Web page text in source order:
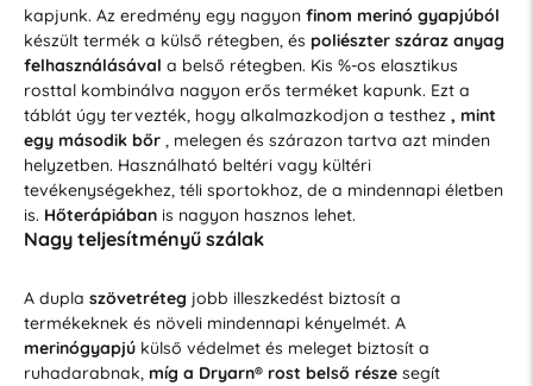
kapjunk. Az eredmény egy nagyon finom merinó gyapjúból
készült termék a külső rétegben, és poliészter száraz anyag
felhasználásával a belső rétegben. Kis %-os elasztikus
rosttal kombinálva nagyon erős terméket kapunk. Ezt a
táblát úgy tervezték, hogy alkalmazkodjon a testhez , mint
egy második bőr, melegen és szárazon tartva azt minden
helyzetben. Használható beltéri vagy kültéri
tevékenységekhez, téli sportokhoz, de a mindennapi életben
is. Hőterápiábanis nagyon hasznos lehet.
Nagy teljesítményű szálak
A dupla szövetréteg jobb illeszkedést biztosít a
termékeknek és növeli mindennapi kényelmét. A
merinógyapjúkülső védelmet és meleget biztosít a
ruhadarabnak, míg a Dryarn® rost belső részesegít